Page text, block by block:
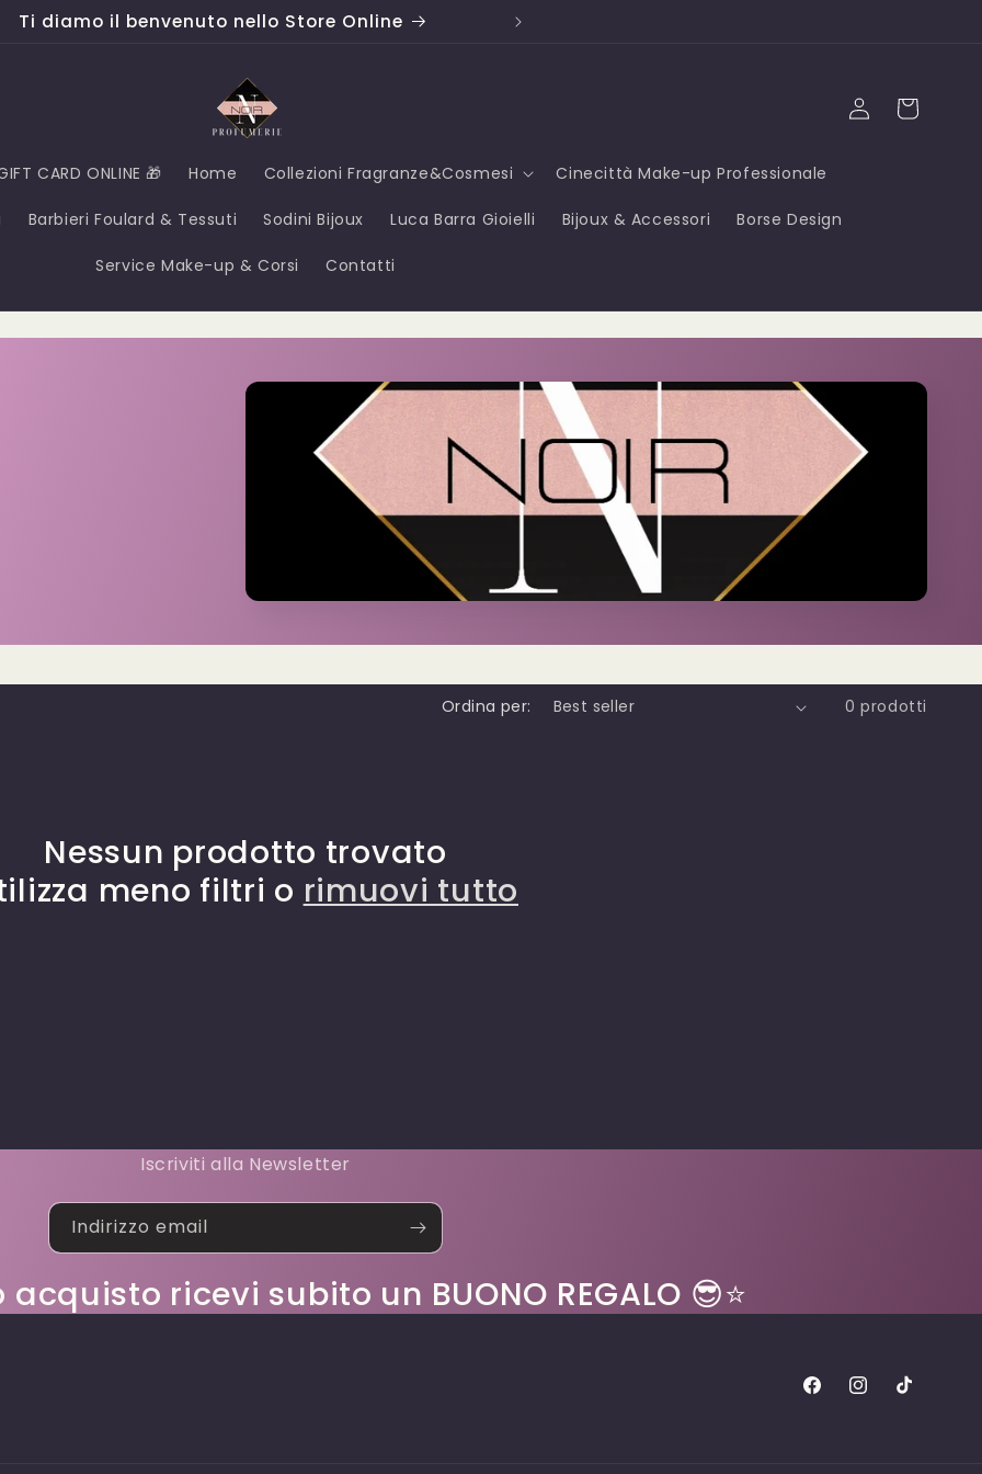
Ti diamo il benvenuto nello Store Online
CARD ONLINE 🎁 Home Collezioni Fragranze&Cosmesi Cinecittà Make-up Professionale
Barbieri Foulard & Tessuti Sodini Bijoux Luca Barra Gioielli Bijoux & Accessori Borse Design
Service Make-up & Corsi Contatti
Accedi Carrello
Ordina per: 0 prodotti
Nessun prodotto trovato
meno filtri o rimuovi tutto
Iscriviti alla Newsletter
Indirizzo email
ricevi subito un BUONO REGALO 😎⭐
FacebookInstagram
TikTok